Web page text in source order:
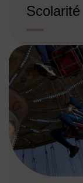
Scolarité